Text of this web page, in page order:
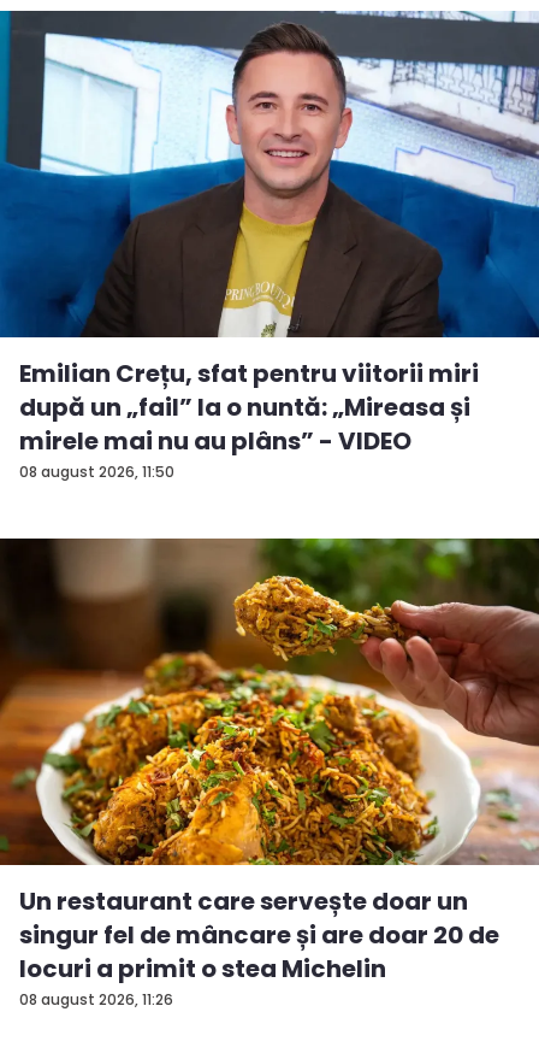
08 august 2026, 11:50
Emilian Crețu, sfat pentru viitorii miri
după un „fail” la o nuntă: „Mireasa și
mirele mai nu au plâns” - VIDEO
08 august 2026, 11:26
Un restaurant care servește doar un
singur fel de mâncare și are doar 20 de
locuri a primit o stea Michelin